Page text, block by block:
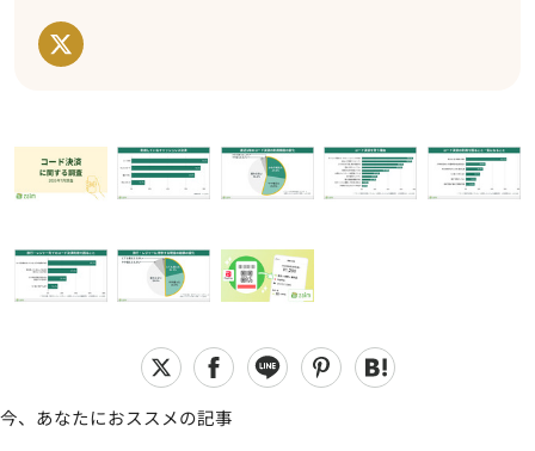
今、あなたにおススメの記事